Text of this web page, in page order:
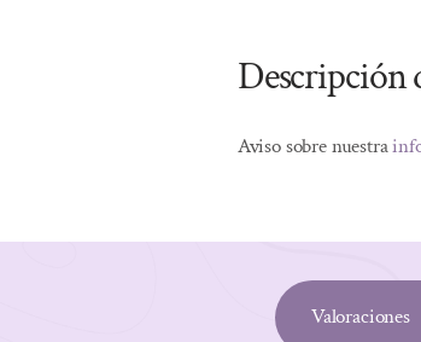
Descripción
Aviso sobre nuestra
Valoraciones